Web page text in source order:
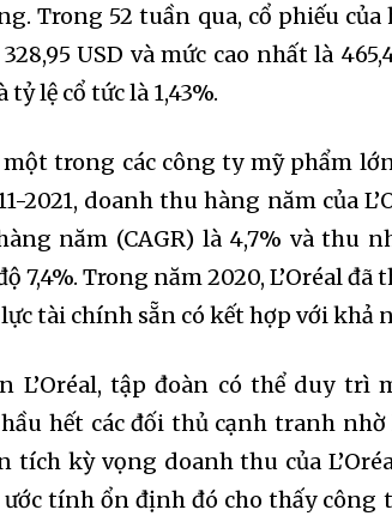
Trong 52 tuần qua, cổ phiếu
USD và mức cao nhất là
tỷ lệ cổ tức là 1,43%.
một trong các công ty mỹ phẩm
2021, doanh thu hàng năm của
năm (CAGR) là 4,7% và thu
7,4%. Trong năm 2020, L’Oréal
tài chính sẵn có kết hợp với khả
L’Oréal, tập đoàn có thể duy trì
hết các đối thủ cạnh tranh
tích kỳ vọng doanh thu của
ước tính ổn định đó cho thấy